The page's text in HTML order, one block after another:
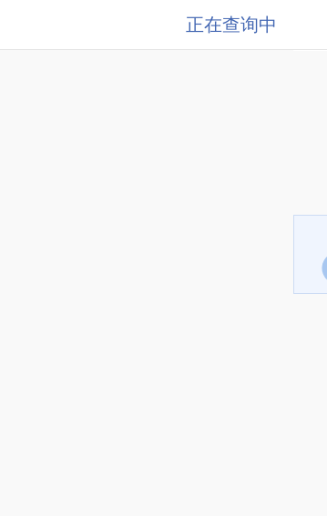
正在查询中